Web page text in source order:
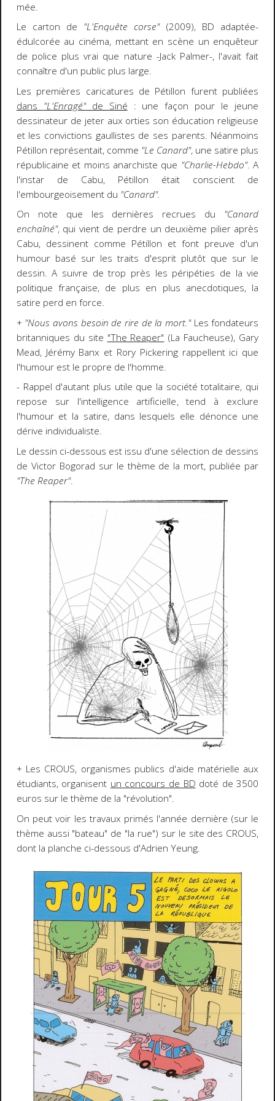
mée.
Le carton de "L'Enquête corse" (2009), BD adaptée-
édulcorée au cinéma, mettant en scène un enquêteur
de police plus vrai que nature -Jack Palmer-, l'avait fait
connaître d'un public plus large.
Les premières caricatures de Pétillon furent publiées
dans "L'Enragé"de Siné : une façon pour le jeune
dessinateur de jeter aux orties son éducation religieuse
et les convictions gaullistes de ses parents. Néanmoins
Pétillon représentait, comme "Le Canard", une satire plus
républicaine et moins anarchiste que "Charlie-Hebdo". A
l'instar de Cabu, Pétillon était conscient de
l'embourgeoisement du "Canard".
On note que les dernières recrues du "Canard
enchaîné", qui vient de perdre un deuxième pilier après
Cabu, dessinent comme Pétillon et font preuve d'un
humour basé sur les traits d'esprit plutôt que sur le
dessin. A suivre de trop près les péripéties de la vie
politique française, de plus en plus anecdotiques, la
satire perd en force.
+ "Nous avons besoin de rire de la mort."Les fondateurs
britanniques du site "The Reaper" (La Faucheuse), Gary
Mead, Jérémy Banx et Rory Pickering rappellent ici que
l'humour est le propre de l'homme.
- Rappel d'autant plus utile que la société totalitaire, qui
repose sur l'intelligence artificielle, tend à exclure
l'humour et la satire, dans lesquels elle dénonce une
dérive individualiste.
Le dessin ci-dessous est issu d'une sélection de dessins
de Victor Bogorad sur le thème de la mort, publiée par
"The Reaper".
+ Les CROUS, organismes publics d'aide matérielle aux
étudiants, organisent un concours de BD doté de 3500
euros sur le thème de la "révolution".
On peut voir les travaux primés l'année dernière (sur le
thème aussi "bateau" de "la rue") sur le site des CROUS,
dont la planche ci-dessous d'Adrien Yeung.